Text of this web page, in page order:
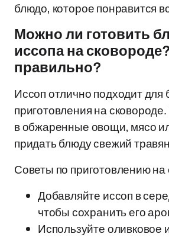
блюдо, которое понравится
Можно ли готовить
иссопа на
правильно?
Иссоп отлично подходит для
приготовления на
в обжаренные овощи, мясо
придать блюду свежий
Советы по приготовлению на
Добавляйте иссоп в
чтобы сохранить его
Используйте оливковое